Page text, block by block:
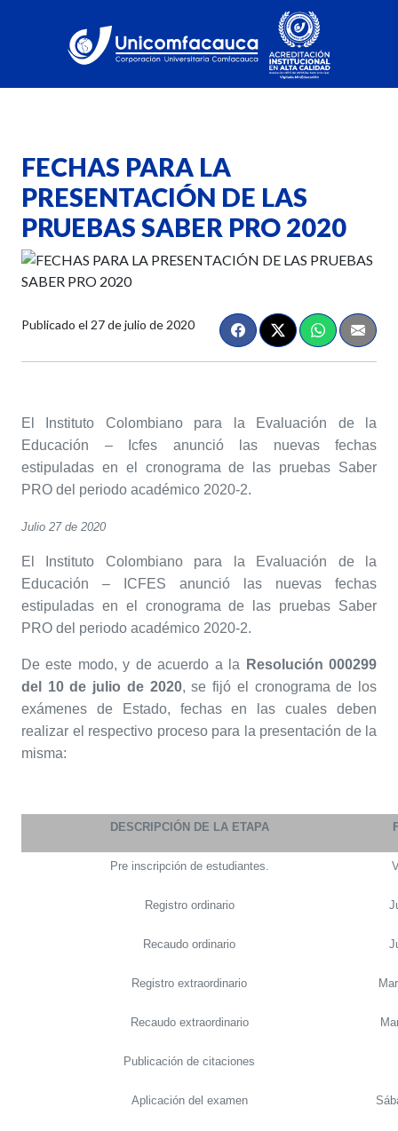
FECHAS PARA LA
PRESENTACIÓN DE LAS
PRUEBAS SABER PRO 2020
Publicado el 27 de julio de 2020
El Instituto Colombiano para la Evaluación de la
Educación – Icfes anunció las nuevas fechas
estipuladas en el cronograma de las pruebas Saber
PRO del periodo académico 2020-2.
Julio 27 de 2020
El Instituto Colombiano para la Evaluación de la
Educación – ICFES anunció las nuevas fechas
estipuladas en el cronograma de las pruebas Saber
PRO del periodo académico 2020-2.
De este modo, y de acuerdo a la
Resolución 000299
del 10 de julio de 2020, se fijó el cronograma de los
exámenes de Estado, fechas en las cuales deben
realizar el respectivo proceso para la presentación de la
misma:
DESCRIPCIÓN DE LA ETAPA
Pre inscripción de estudiantes.
Registro ordinario
Recaudo ordinario
Registro extraordinario
Recaudo extraordinario
Publicación de citaciones
Aplicación del examen